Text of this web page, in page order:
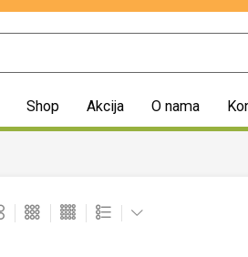
Shop Akcija O nama